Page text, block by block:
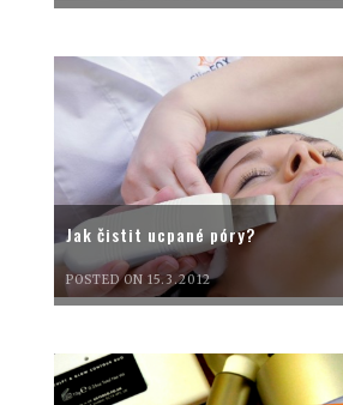
Jak čistit ucpané póry?
POSTED ON 15.3.2012